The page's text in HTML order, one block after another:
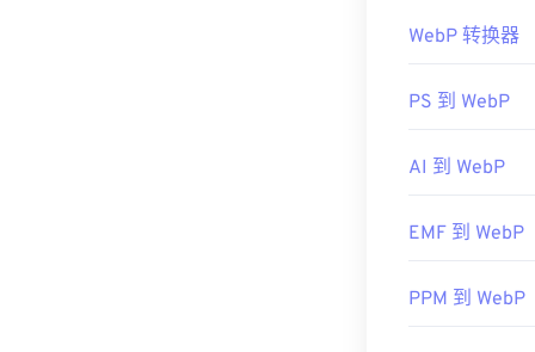
式。
可以尝试的其
Pro 。在使用
首次发布：
Google 开发
WebP 转换器
PS 到 WebP
AI 到 WebP
EMF 到 WebP
PPM 到 WebP